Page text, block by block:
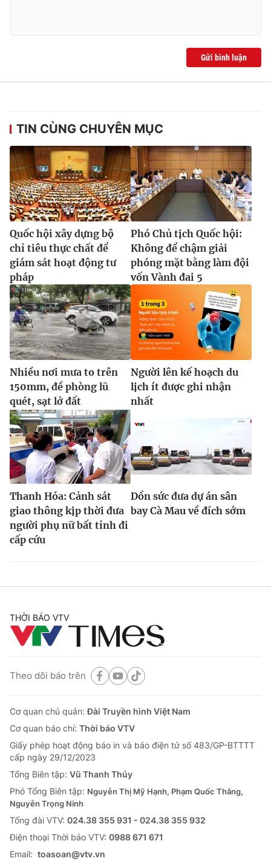
Gửi bình luận
TIN CÙNG CHUYÊN MỤC
Quốc hội xây dựng bộ
chỉ tiêu thực chất để
giám sát hoạt động tư
pháp
Phó Chủ tịch Quốc hội:
Không để chậm giải
phóng mặt bằng làm đội
vốn Vành đai 5
Nhiều nơi mưa to trên
150mm, đề phòng lũ
quét, sạt lở đất
Người lên kế hoạch du
lịch ít được ghi nhận
nhất
Thanh Hóa: Cảnh sát
giao thông kịp thời đưa
người phụ nữ bất tỉnh đi
cấp cứu
Dồn sức đưa dự án sân
bay Cà Mau về đích sớm
THỜI BÁO VTV
Theo dõi báo trên
Cơ quan chủ quản:Đài Truyền hình Việt Nam
Cơ quan báo chí: Thời báo VTV
Giấy phép hoạt động báo in và báo điện tử số 483/GP-BTTTT
cấp ngày 29/12/2023
Tổng Biên tập: Vũ Thanh Thủy
Phó Tổng Biên tập: Nguyễn Thị Mỹ Hạnh, Phạm Quốc Thắng,
Nguyễn Trọng Ninh
Tổng đài VTV: 024.38 355 931 - 024.38 355 932
Ðiện thoại Thời báo VTV: 0988 671 671
Email: toasoan@vtv.vn